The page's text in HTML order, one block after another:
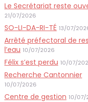
Le Secrétariat reste
21/07/2026
SO-LI-DA-RI-TÉ 13/07/
Arrêté préfectoral de
l’eau 10/07/2026
Félix s’est perdu 10/07/
Recherche Cantonnier
10/07/2026
Centre de gestion 10/07/